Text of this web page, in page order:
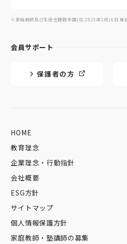
※家庭教師及び生徒在籍数全国1位 2023年1月16日 産
会員サポート
保護者の方
HOME
教育理念
企業理念・行動指針
会社概要
ESG方針
サイトマップ
個人情報保護方針
家庭教師・塾講師の募集